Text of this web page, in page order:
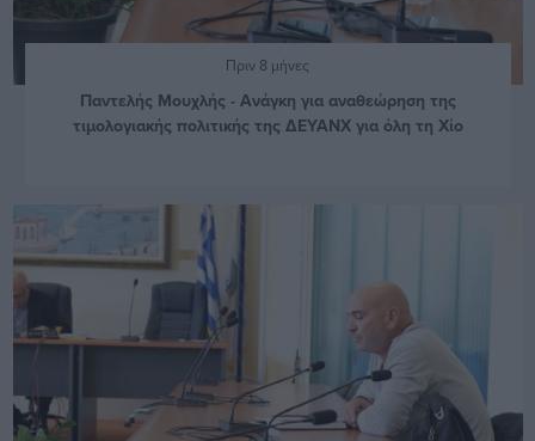
Πριν 8 μήνες
Παντελής Μουχλής - Ανάγκη για αναθεώρηση της
τιμολογιακής πολιτικής της ΔΕΥΑΝΧ για όλη τη Χίο